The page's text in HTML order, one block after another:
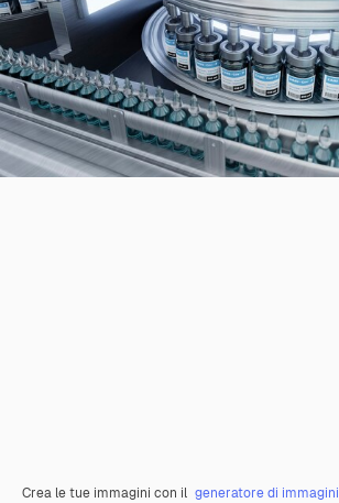
Crea le tue immagini con il generatore di immagini